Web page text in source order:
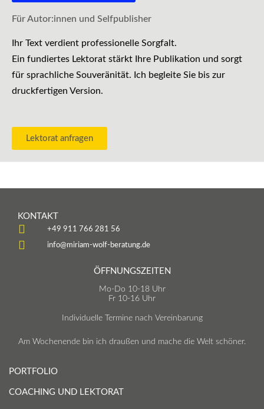
Für Autor:innen und Selfpublisher
Ihr Text verdient professionelle Sorgfalt.
Ein fundiertes Lektorat stärkt Ihre Publikation und sorgt
für sprachliche Souveränität. Ich begleite Sie bis zur
druckfertigen Version.
Lektorat anfragen
KONTAKT
+49 911 766 281 56
info@miriam-wolf-beratung.de
ÖFFNUNGSZEITEN
Mo-Do 10-18 Uhr
Fr 10-16 Uhr
Individuelle Termine nach Vereinbarung
Am Wochenende bin ich draußen und mache die Welt schöner.
PORTFOLIO
COACHING UND LEKTORAT